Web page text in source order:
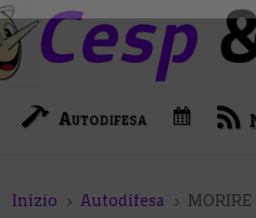
Autodifesa
d
a
Inizio 5 Autodifesa 5